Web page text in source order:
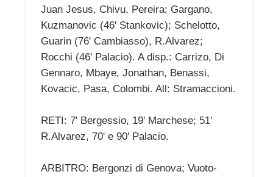
Juan Jesus, Chivu, Pereira; Gargano,
Kuzmanovic (46' Stankovic); Schelotto,
Guarin (76' Cambiasso), R.Alvarez;
Rocchi (46' Palacio). A disp.: Carrizo, Di
Gennaro, Mbaye, Jonathan, Benassi,
Kovacic, Pasa, Colombi. All: Stramaccioni.
RETI: 7' Bergessio, 19' Marchese; 51'
R.Alvarez, 70' e 90' Palacio.
ARBITRO: Bergonzi di Genova; Vuoto-